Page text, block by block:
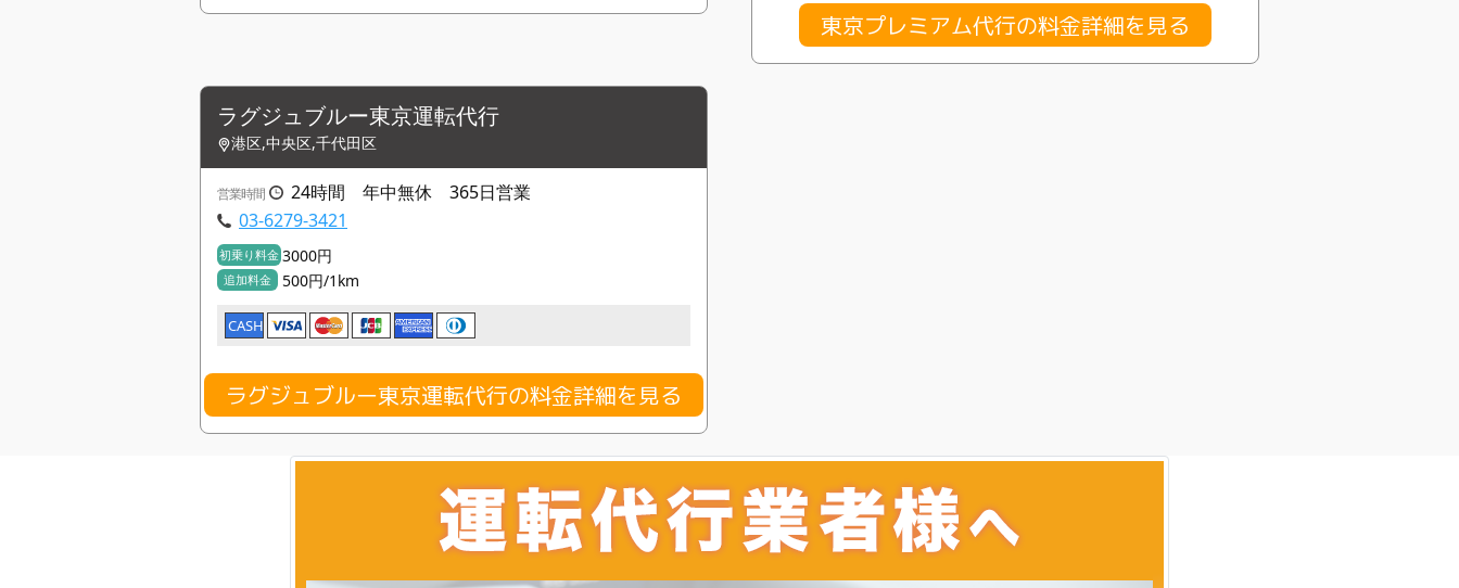
東京プレミアム代行の料金詳細を見る
ラグジュブルー東京運転代行
港区,中央区,千代田区
営業時間
24時間 年中無休 365日営業
03-6279-3421
初乗り料金 3000円
追加料金 500円/1km
CASH
ラグジュブルー東京運転代行の料金詳細を見る